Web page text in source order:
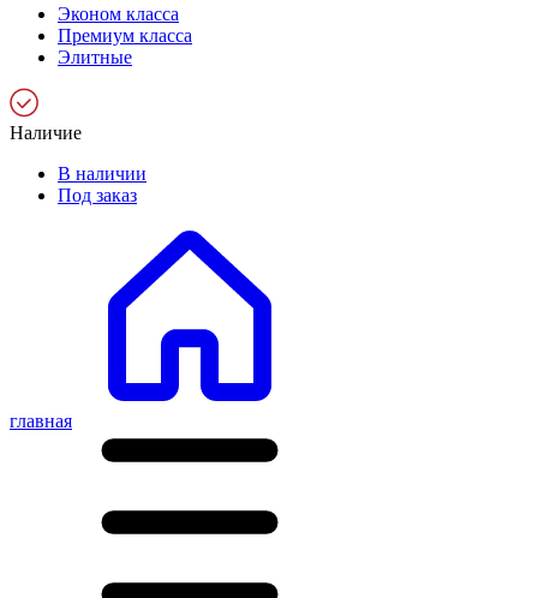
Эконом класса
Премиум класса
Элитные
Наличие
В наличии
Под заказ
главная